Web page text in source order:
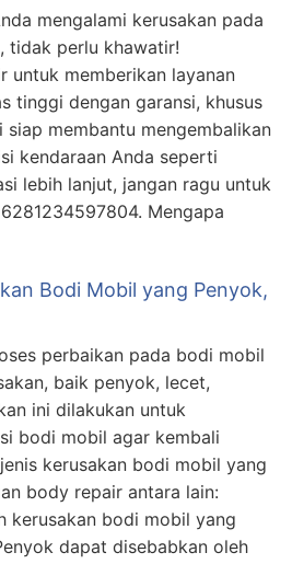
mengalami kerusakan pada
tidak perlu khawatir!
untuk memberikan layanan
tinggi dengan garansi, khusus
siap membantu mengembalikan
kendaraan Anda seperti
lebih lanjut, jangan ragu untuk
Mengapa
Bodi Mobil yang Penyok,
perbaikan pada bodi mobil
baik penyok, lecet,
ini dilakukan untuk
bodi mobil agar kembali
kerusakan bodi mobil yang
body repair antara lain:
kerusakan bodi mobil yang
dapat disebabkan oleh